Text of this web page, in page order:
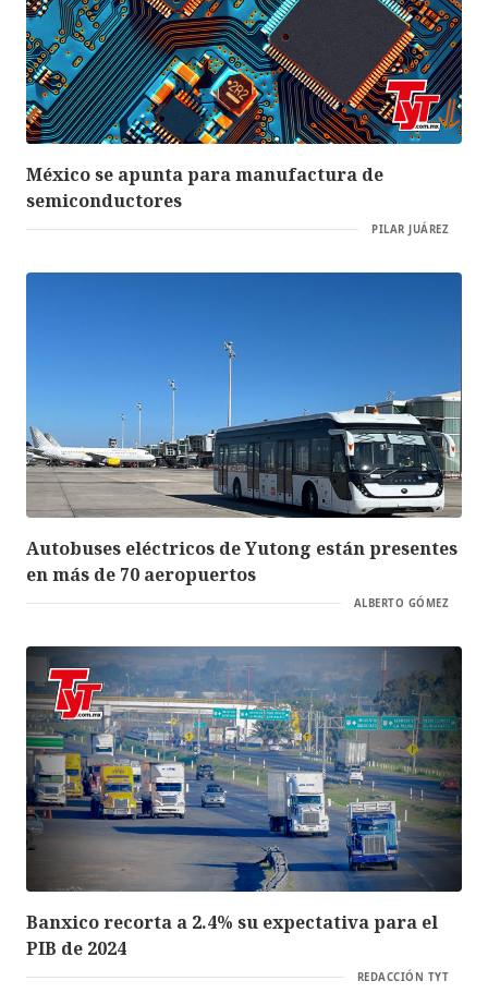
México se apunta para manufactura de
semiconductores
PILAR JUÁREZ
Autobuses eléctricos de Yutong están presentes
en más de 70 aeropuertos
ALBERTO GÓMEZ
Banxico recorta a 2.4% su expectativa para el
PIB de 2024
REDACCIÓN TYT